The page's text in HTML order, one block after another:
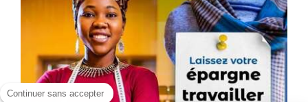
Continuer sans accepter